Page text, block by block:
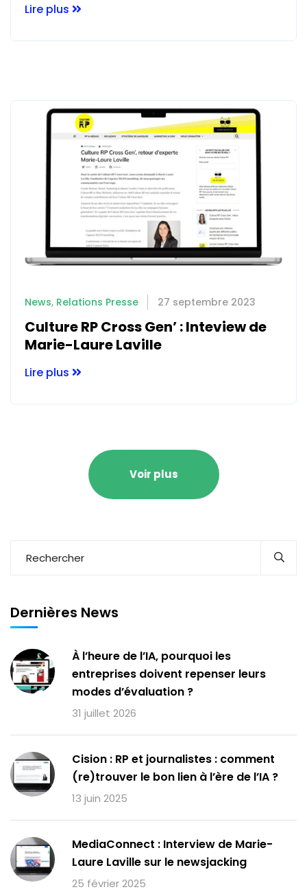
Lire plus
News, Relations Presse 27 septembre 2023
Culture RP Cross Gen’ : Inteview de
Marie-Laure Laville
Lire plus
Voir plus
Dernières News
À l’heure de l’IA, pourquoi les
entreprises doivent repenser leurs
modes d’évaluation ?
31 juillet 2026
Cision : RP et journalistes : comment
(re)trouver le bon lien à l’ère de l’IA ?
13 juin 2025
MediaConnect : Interview de Marie-
Laure Laville sur le newsjacking
25 février 2025